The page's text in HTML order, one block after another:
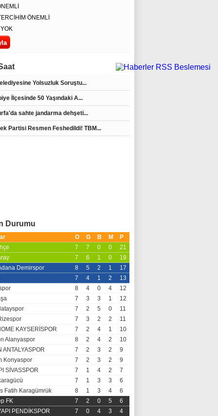
ÖNEMLİ
Yolsuzluk Soruştu...
İlçesinde 50 Yaşındaki A...
sahte jandarma dehşeti...
Partisi Resmen Feshedildi! TBM...
Durumu
O G B M
P
7 7 0 0
21
7 6 1 0
19
Demirspor 8 5 2 1
17
7 4 1 2
13
8 4 0 4
12
7 3 3 1
12
7 2 5 0
11
7 3 2 2
11
KAYSERİSPOR 7 2 4 1
10
Alanyaspor 8 2 4 2
10
ANTALYASPOR 7 2 3 2
9
Konyaspor 7 2 3 2
9
SİVASSPOR 7 1 4 2
7
7 1 3 3
6
Fatih Karagümrük 8 1 3 4
6
FK 7 2 0 5
6
PENDİKSPOR
7 0 4 3 4